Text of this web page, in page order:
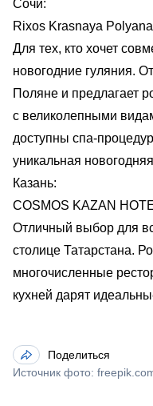
Сочи:
Rixos Krasnaya
Для тех, кто хочет
новогодние гуляния.
Поляне и предлагает
с великолепными
доступны спа-
уникальная
Казань:
COSMOS KAZAN
Отличный выбор для
столице Татарстана.
многочисленные
кухней дарят
Поделиться
Источник фото: